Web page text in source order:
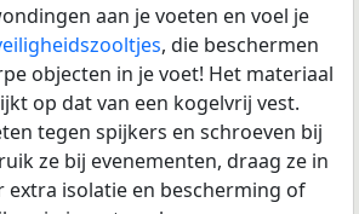
aan je voeten en voel je
, die beschermen
objecten in je voet! Het materiaal
op dat van een kogelvrij vest.
tegen spijkers en schroeven bij
ze bij evenementen, draag ze in
extra isolatie en bescherming of